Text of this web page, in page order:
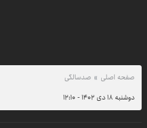
صفحه اصلی صدسالگی
دوشنبه ۱۸ دی ۱۴۰۲ - ۱۲:۱۰